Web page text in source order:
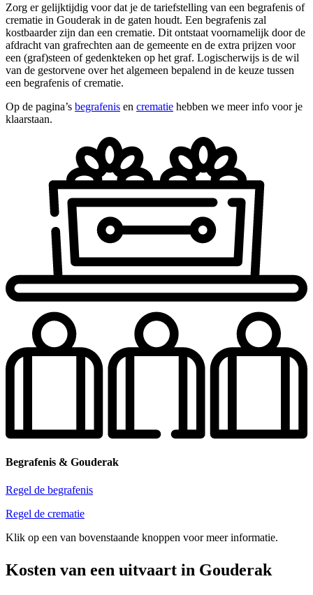
Zorg er gelijktijdig voor dat je de tariefstelling van een begrafenis of
crematie in Gouderak in de gaten houdt. Een begrafenis zal
kostbaarder zijn dan een crematie. Dit ontstaat voornamelijk door de
afdracht van grafrechten aan de gemeente en de extra prijzen voor
een (graf)steen of gedenkteken op het graf. Logischerwijs is de wil
van de gestorvene over het algemeen bepalend in de keuze tussen
een begrafenis of crematie.
Op de pagina’s begrafenis en crematie hebben we meer info voor je
klaarstaan.
Begrafenis & Gouderak
Regel de begrafenis
Regel de crematie
Klik op een van bovenstaande knoppen voor meer informatie.
Kosten van een uitvaart in Gouderak